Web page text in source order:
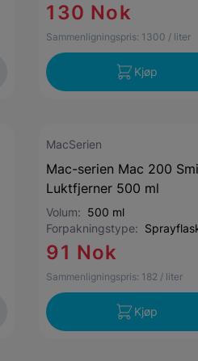
130 Nok
Sammenligningspris: 1300 / liter
Kjøp
MacSerien
Mac-serien Mac 200
Luktfjerner 500 ml
Volum: 500 ml
Forpakningstype:
91 Nok
Sammenligningspris: 182 / liter
Kjøp